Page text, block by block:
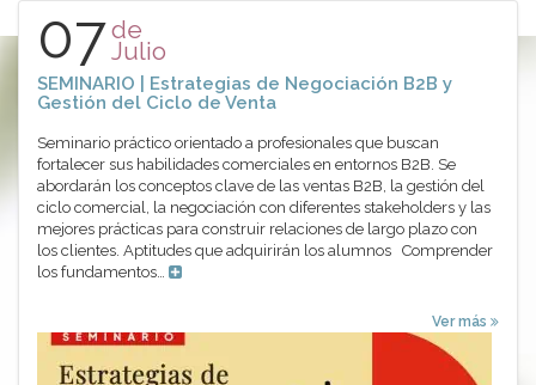
07de
Julio
SEMINARIO | Estrategias de Negociación B2B y
Gestión del Ciclo de Venta
Seminario práctico orientado a profesionales que buscan
fortalecer sus habilidades comerciales en entornos B2B. Se
abordarán los conceptos clave de las ventas B2B, la gestión del
ciclo comercial, la negociación con diferentes stakeholders y las
mejores prácticas para construir relaciones de largo plazo con
los clientes. Aptitudes que adquirirán los alumnos Comprender
los fundamentos…
Ver más